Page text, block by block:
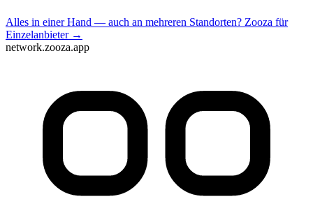
Alles in einer Hand — auch an mehreren Standorten? Zooza für
Einzelanbieter →
network.zooza.app